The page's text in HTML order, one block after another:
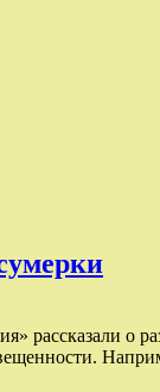
рассказали о